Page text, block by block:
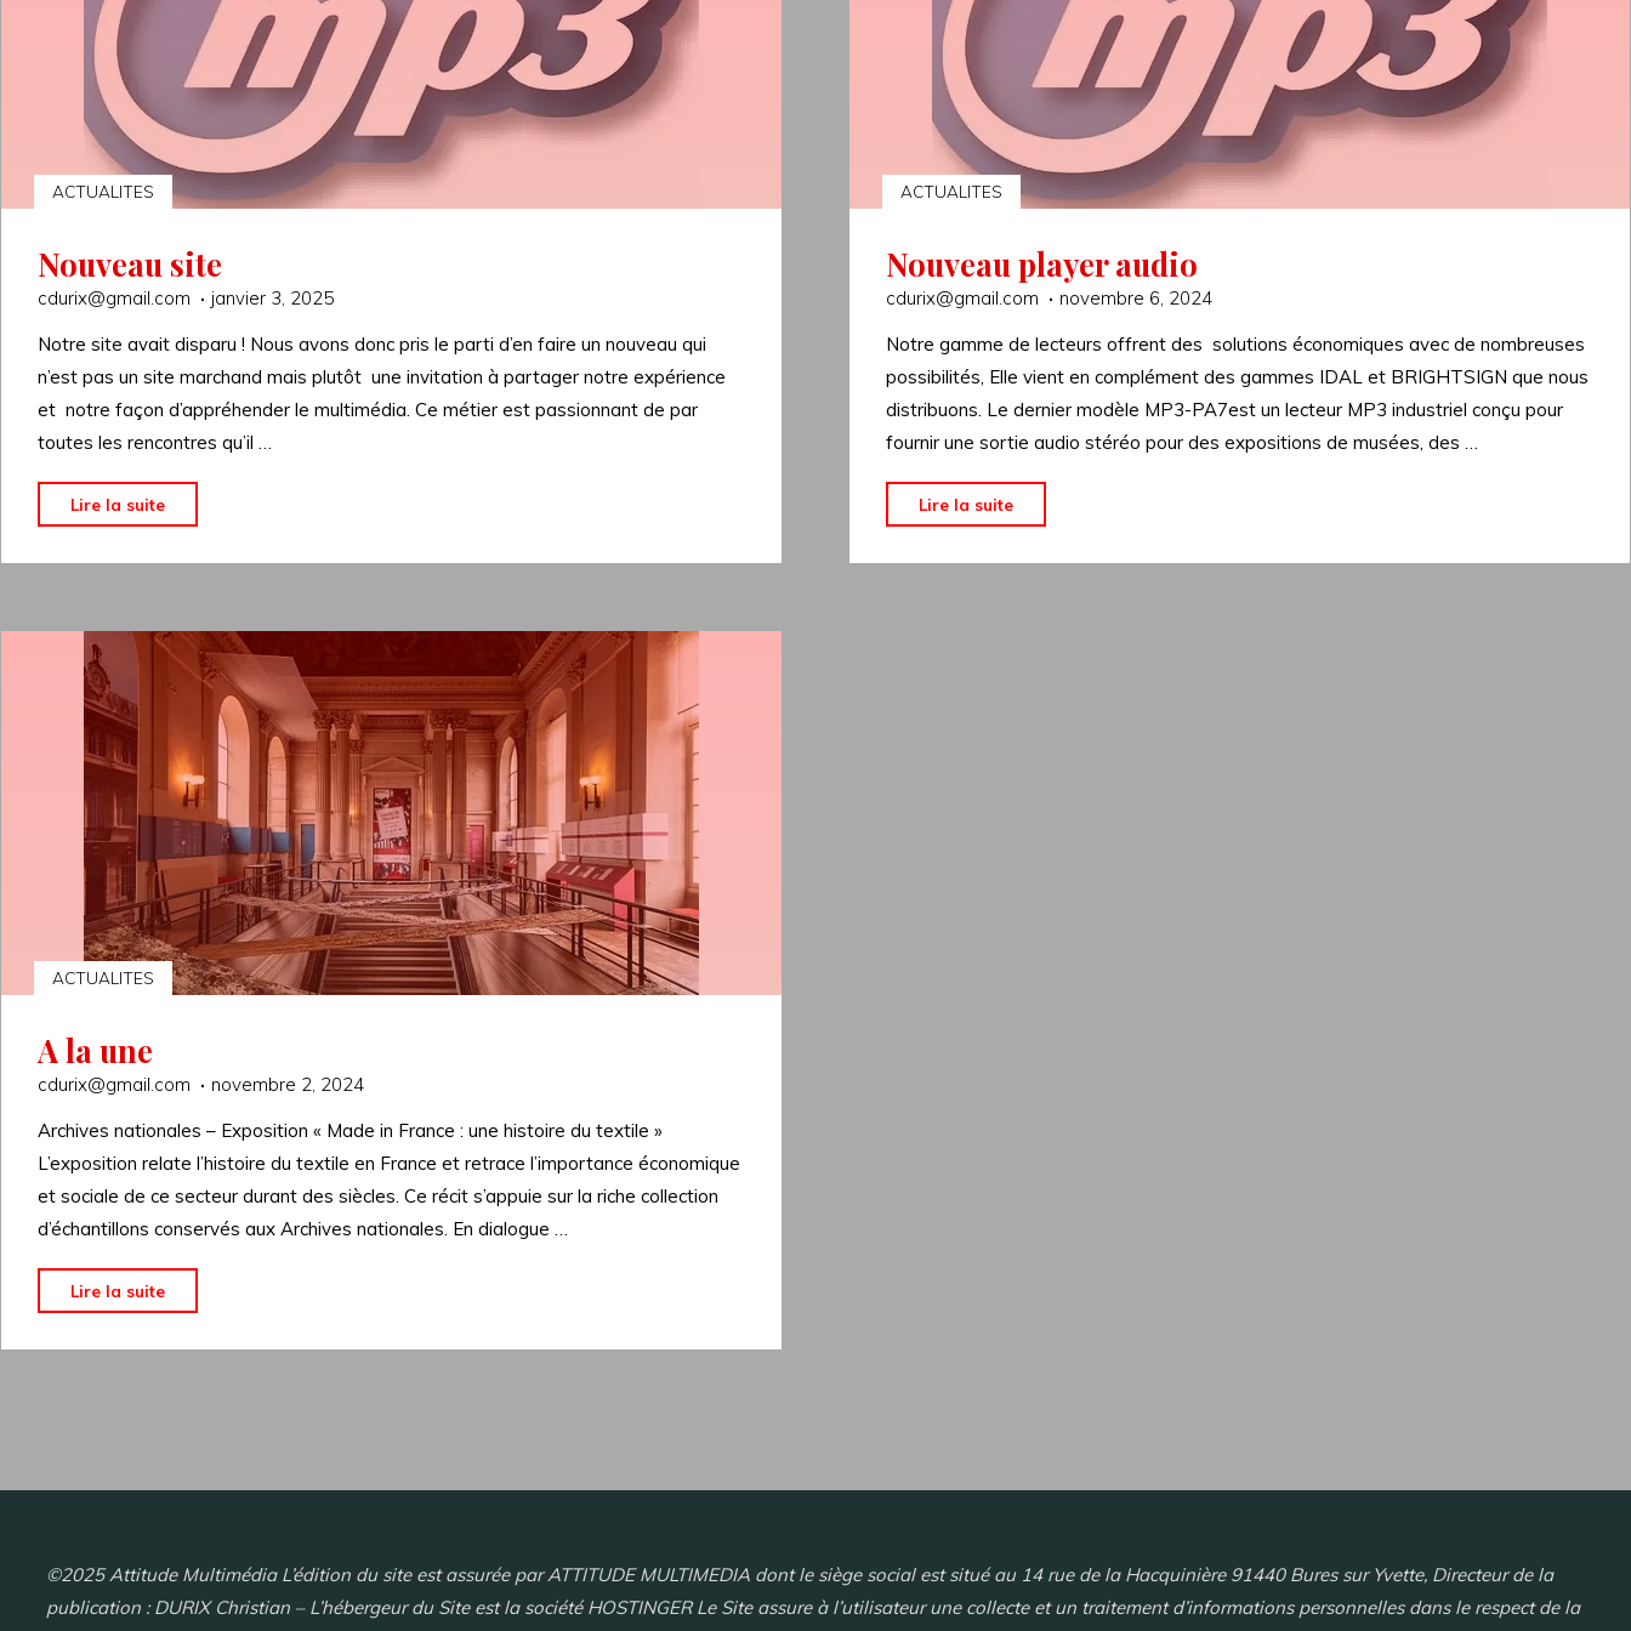
ACTUALITES
Nouveau site
cdurix@gmail.com janvier 3, 2025
Notre site avait disparu ! Nous avons donc pris le parti d’en faire un nouveau qui
n’est pas un site marchand mais plutôt une invitation à partager notre expérience
et notre façon d’appréhender le multimédia. Ce métier est passionnant de par
toutes les rencontres qu’il …
Lire la suite
ACTUALITES
Nouveau player audio
cdurix@gmail.com novembre 6, 2024
Notre gamme de lecteurs offrent des solutions économiques avec de nombreuses
possibilités, Elle vient en complément des gammes IDAL et BRIGHTSIGN que nous
distribuons. Le dernier modèle MP3-PA7est un lecteur MP3 industriel conçu pour
fournir une sortie audio stéréo pour des expositions de musées, des …
Lire la suite
audio"
ACTUALITES
A la une
cdurix@gmail.com novembre 2, 2024
Archives nationales – Exposition « Made in France : une histoire du textile »
L’exposition relate l’histoire du textile en France et retrace l’importance économique
et sociale de ce secteur durant des siècles. Ce récit s’appuie sur la riche collection
d’échantillons conservés aux Archives nationales. En dialogue …
Lire la suite
une"
©2025 Attitude Multimédia L’édition du site est assurée par ATTITUDE MULTIMEDIA dont le siège social est situé au 14 rue de la Hacquinière 91440 Bures sur Yvette, Directeur de la
publication : DURIX Christian – L’hébergeur du Site est la société HOSTINGER Le Site assure à l’utilisateur une collecte et un traitement d’informations personnelles dans le respect de la